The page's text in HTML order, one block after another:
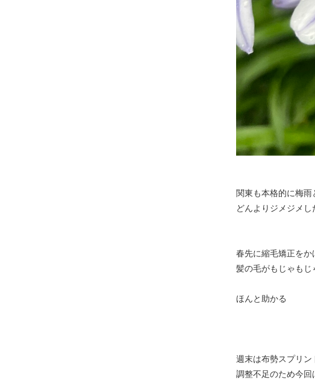
関東も本格的に梅雨
どんよりジメジメし
春先に縮毛矯正をか
髪の毛がもじゃもじ
ほんと助かる
週末は布勢スプリン
調整不足のため今回